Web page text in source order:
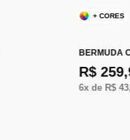
+ CORES
BERMUDA
R$
6x de R$